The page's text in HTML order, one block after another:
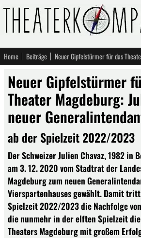
Home Beiträge
Neuer Gipfelstürmer
Theater Magdeburg:
neuer
ab der Spielzeit 2022/2023
Der Schweizer Julien Chavaz, 1982 in
am 3. 12. 2020 vom Stadtrat der
Magdeburg zum neuen
Vierspartenhauses gewählt. Damit
Spielzeit 2022/2023 die Nachfolge
die nunmehr in der elften Spielzeit
Theaters Magdeburg mit großem